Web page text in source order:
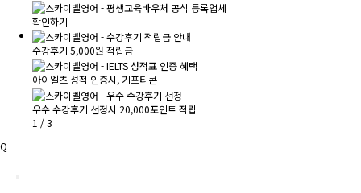
확인하기
수강후기 5,000원 적립금
아이엘츠 성적 인증시, 기프티콘
우수 수강후기 선정시 20,000포인트 적립
1 /3
Q